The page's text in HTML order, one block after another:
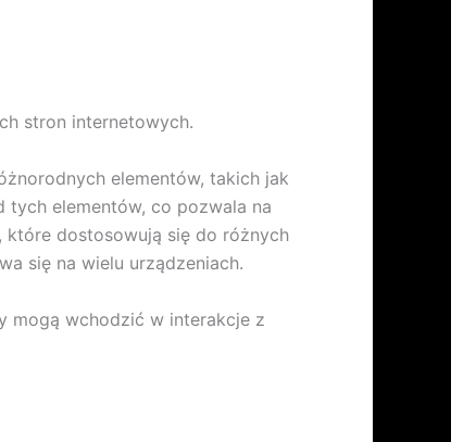
stron internetowych.
elementów, takich jak
tych elementów, co pozwala na
które dostosowują się do różnych
się na wielu urządzeniach.
mogą wchodzić w interakcje z